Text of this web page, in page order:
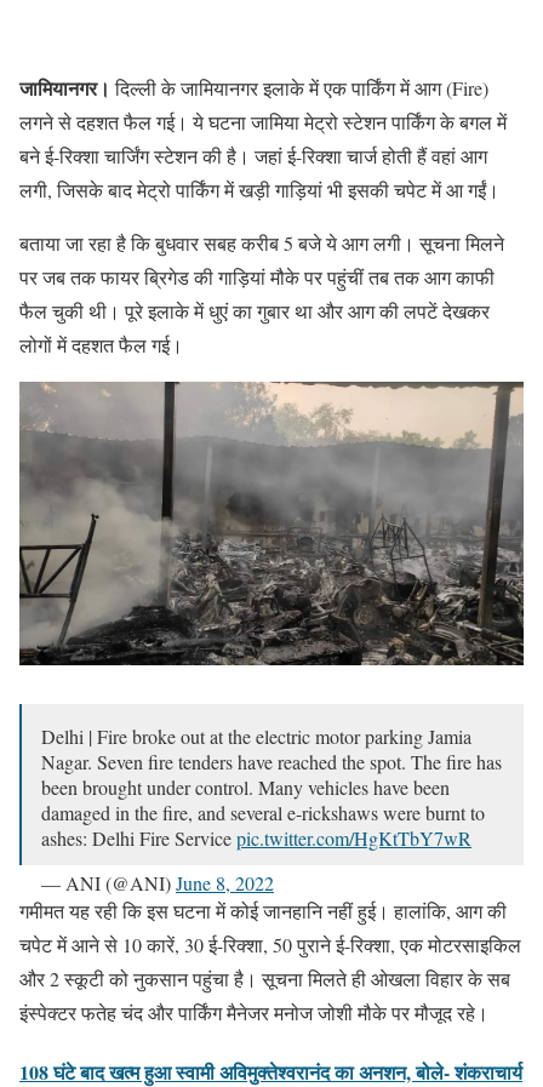
जामियानगर। दिल्ली के जामियानगर इलाके में एक पार्किंग में आग (Fire)
लगने से दहशत फैल गई। ये घटना जामिया मेट्रो स्टेशन पार्किंग के बगल में
बने ई-रिक्शा चार्जिंग स्टेशन की है। जहां ई-रिक्शा चार्ज होती हैं वहां आग
लगी, जिसके बाद मेट्रो पार्किंग में खड़ी गाड़ियां भी इसकी चपेट में आ गईं।
बताया जा रहा है कि बुधवार सबह करीब 5 बजे ये आग लगी। सूचना मिलने
पर जब तक फायर ब्रिगेड की गाड़ियां मौके पर पहुंचीं तब तक आग काफी
फैल चुकी थी। पूरे इलाके में धुएं का गुबार था और आग की लपटें देखकर
लोगों में दहशत फैल गई।
Delhi | Fire broke out at the electric motor parking Jamia
Nagar. Seven fire tenders have reached the spot. The fire has
been brought under control. Many vehicles have been
damaged in the fire, and several e-rickshaws were burnt to
ashes: Delhi Fire Servicepic.twitter.com/HgKtTbY7wR
— ANI (@ANI)June 8, 2022
गमीमत यह रही कि इस घटना में कोई जानहानि नहीं हुई। हालांकि, आग की
चपेट में आने से 10 कारें, 30 ई-रिक्शा, 50 पुराने ई-रिक्शा, एक मोटरसाइकिल
और 2 स्कूटी को नुकसान पहुंचा है। सूचना मिलते ही ओखला विहार के सब
इंस्पेक्टर फतेह चंद और पार्किंग मैनेजर मनोज जोशी मौके पर मौजूद रहे।
108 घंटे बाद खत्म हुआ स्वामी अविमुक्तेश्वरानंद का अनशन, बोले- शंकराचार्य